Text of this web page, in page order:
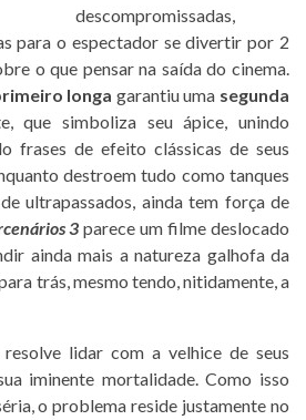
descompromissadas,
para o espectador se divertir por 2
o que pensar na saída do cinema.
longa garantiu uma segunda
que simboliza seu ápice, unindo
frases de efeito clássicas de seus
destroem tudo como tanques
ultrapassados, ainda tem força de
3 parece um filme deslocado
ainda mais a natureza galhofa da
trás, mesmo tendo, nitidamente, a
lidar com a velhice de seus
iminente mortalidade. Como isso
o problema reside justamente no